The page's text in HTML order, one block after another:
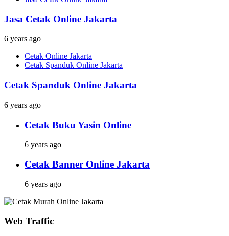
Jasa Cetak Online Jakarta
6 years ago
Cetak Online Jakarta
Cetak Spanduk Online Jakarta
Cetak Spanduk Online Jakarta
6 years ago
Cetak Buku Yasin Online
6 years ago
Cetak Banner Online Jakarta
6 years ago
Web Traffic